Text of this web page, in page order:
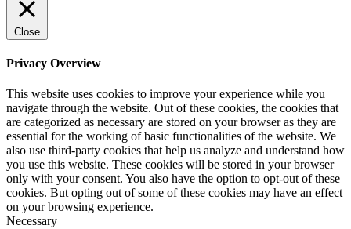
Close
Privacy Overview
This website uses cookies to improve your experience while you
navigate through the website. Out of these cookies, the cookies that
are categorized as necessary are stored on your browser as they are
essential for the working of basic functionalities of the website. We
also use third-party cookies that help us analyze and understand how
you use this website. These cookies will be stored in your browser
only with your consent. You also have the option to opt-out of these
cookies. But opting out of some of these cookies may have an effect
on your browsing experience.
Necessary